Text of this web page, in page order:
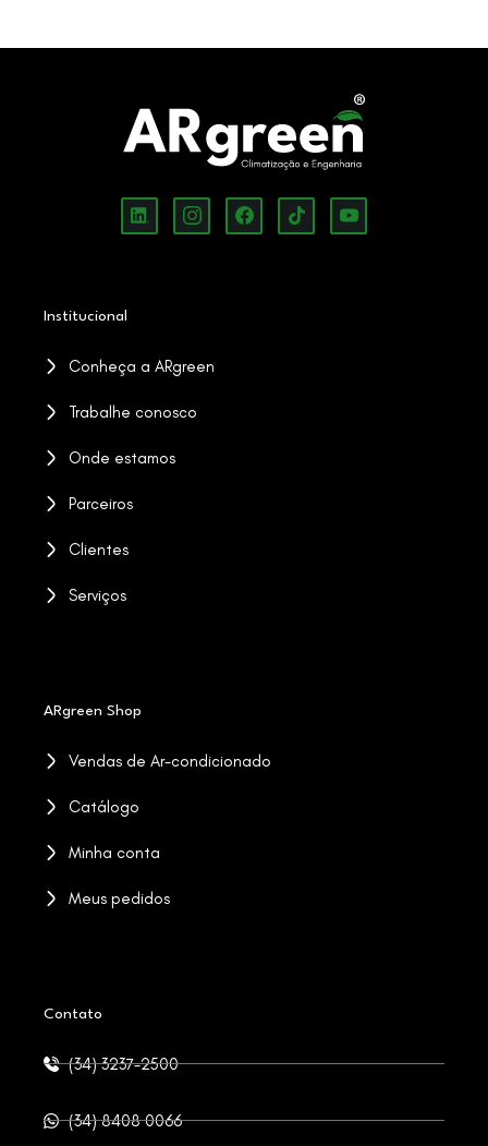
Institucional
Conheça a ARgreen
Trabalhe conosco
Onde estamos
Parceiros
Clientes
Serviços
ARgreen Shop
Vendas de Ar-condicionado
Catálogo
Minha conta
Meus pedidos
Contato
(34) 3237-2500
(34) 8408 0066